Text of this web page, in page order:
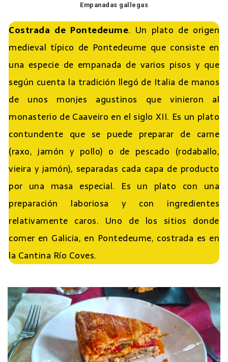
Empanadas gallegas
Costrada de Pontedeume. Un plato de origen
medieval típico de Pontedeume que consiste en
una especie de empanada de varios pisos y que
según cuenta la tradición llegó de Italia de manos
de unos monjes agustinos que vinieron al
monasterio de Caaveiro en el siglo XII. Es un plato
contundente que se puede preparar de carne
(raxo, jamón y pollo) o de pescado (rodaballo,
vieira y jamón), separadas cada capa de producto
por una masa especial. Es un plato con una
preparación laboriosa y con ingredientes
relativamente caros. Uno de los sitios donde
comer en Galicia, en Pontedeume, costrada es en
la Cantina Río Coves.